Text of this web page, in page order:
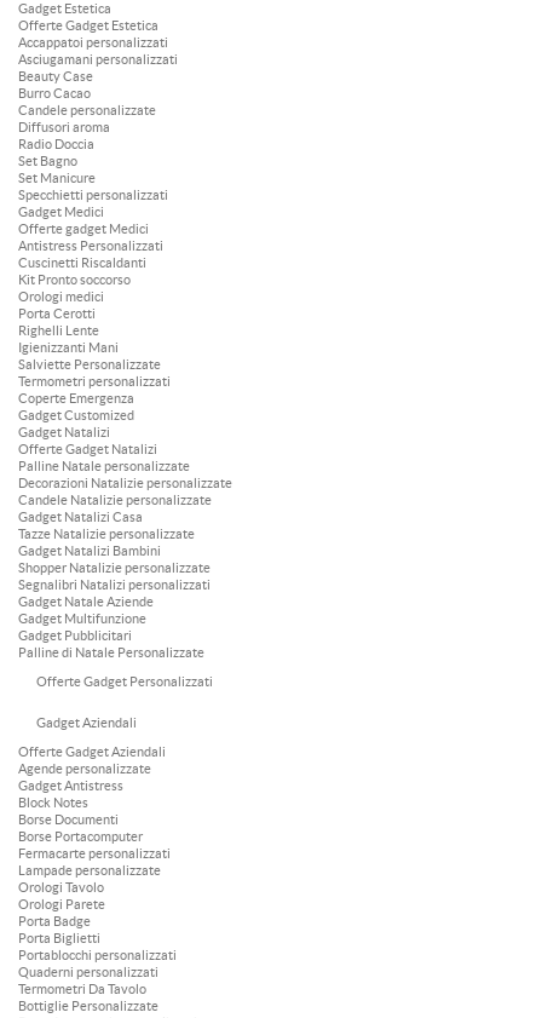
Gadget Estetica
Offerte Gadget Estetica
Accappatoi personalizzati
Asciugamani personalizzati
Beauty Case
Burro Cacao
Candele personalizzate
Diffusori aroma
Radio Doccia
Set Bagno
Set Manicure
Specchietti personalizzati
Gadget Medici
Offerte gadget Medici
Antistress Personalizzati
Cuscinetti Riscaldanti
Kit Pronto soccorso
Orologi medici
Porta Cerotti
Righelli Lente
Igienizzanti Mani
Salviette Personalizzate
Termometri personalizzati
Coperte Emergenza
Gadget Customized
Gadget Natalizi
Offerte Gadget Natalizi
Palline Natale personalizzate
Decorazioni Natalizie personalizzate
Candele Natalizie personalizzate
Gadget Natalizi Casa
Tazze Natalizie personalizzate
Gadget Natalizi Bambini
Shopper Natalizie personalizzate
Segnalibri Natalizi personalizzati
Gadget Natale Aziende
Gadget Multifunzione
Gadget Pubblicitari
Palline di Natale Personalizzate
Offerte Gadget Personalizzati
Gadget Aziendali
Offerte Gadget Aziendali
Agende personalizzate
Gadget Antistress
Block Notes
Borse Documenti
Borse Portacomputer
Fermacarte personalizzati
Lampade personalizzate
Orologi Tavolo
Orologi Parete
Porta Badge
Porta Biglietti
Portablocchi personalizzati
Quaderni personalizzati
Termometri Da Tavolo
Bottiglie Personalizzate